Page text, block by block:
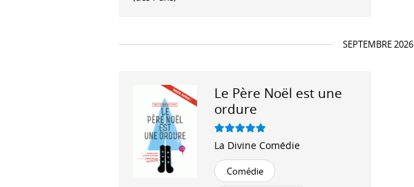
SEPTEMBRE 2026
Le Père Noël est une
ordure
La Divine Comédie
Comédie